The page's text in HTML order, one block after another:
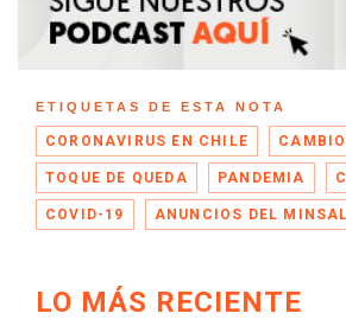
ETIQUETAS DE ESTA NOTA
CORONAVIRUS EN CHILE
TOQUE DE QUEDA PANDEMIA
COVID-19 ANUNCIOS DEL MINSAL
LO MÁS RECIENTE